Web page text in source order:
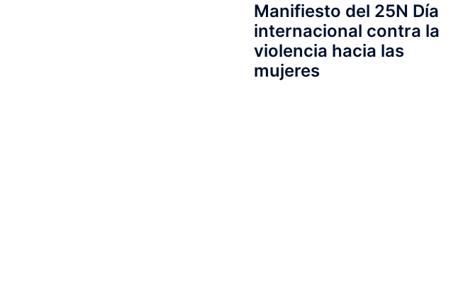
Manifiesto del 25N Día
internacional contra la
violencia hacia las
mujeres